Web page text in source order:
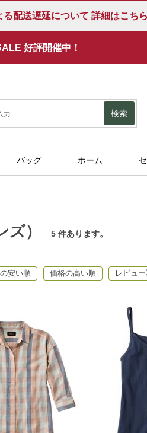
配送遅延について 詳細はこち
好評開催中！
検索
バッグ ホーム
） 5 件あります。
安い順 価格の高い順 レビュ